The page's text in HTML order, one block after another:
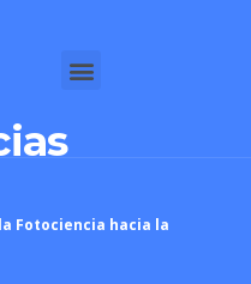
Fotociencia hacia la